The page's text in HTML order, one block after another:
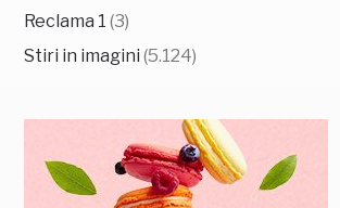
Reclama 1 (3)
Stiri in imagini (5.124)